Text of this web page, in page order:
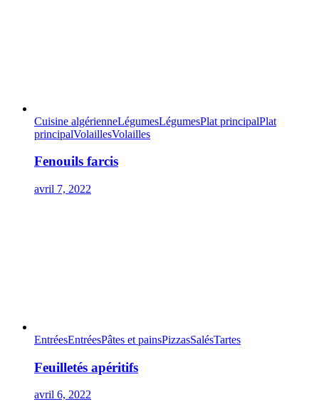
Cuisine algérienneLégumesLégumesPlat principalPlat
principalVolaillesVolailles
Fenouils farcis
avril 7, 2022
EntréesEntréesPâtes et painsPizzasSalésTartes
Feuilletés apéritifs
avril 6, 2022